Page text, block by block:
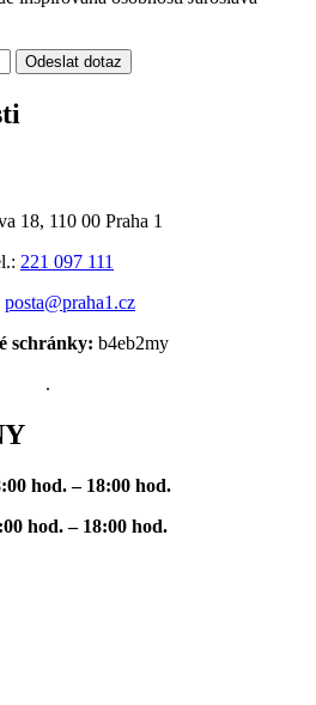
Odeslat dotaz
18, 110 00 Praha 1
221 097 111
posta@praha1.cz
schránky: b4eb2my
.
hod. – 18:00 hod.
hod. – 18:00 hod.